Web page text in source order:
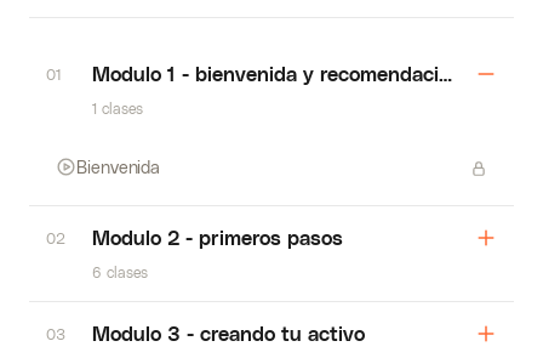
01 Modulo 1 - bienvenida y recomendaciones
1 clases
Bienvenida
02 Modulo 2 - primeros pasos
6 clases
03 Modulo 3 - creando tu activo